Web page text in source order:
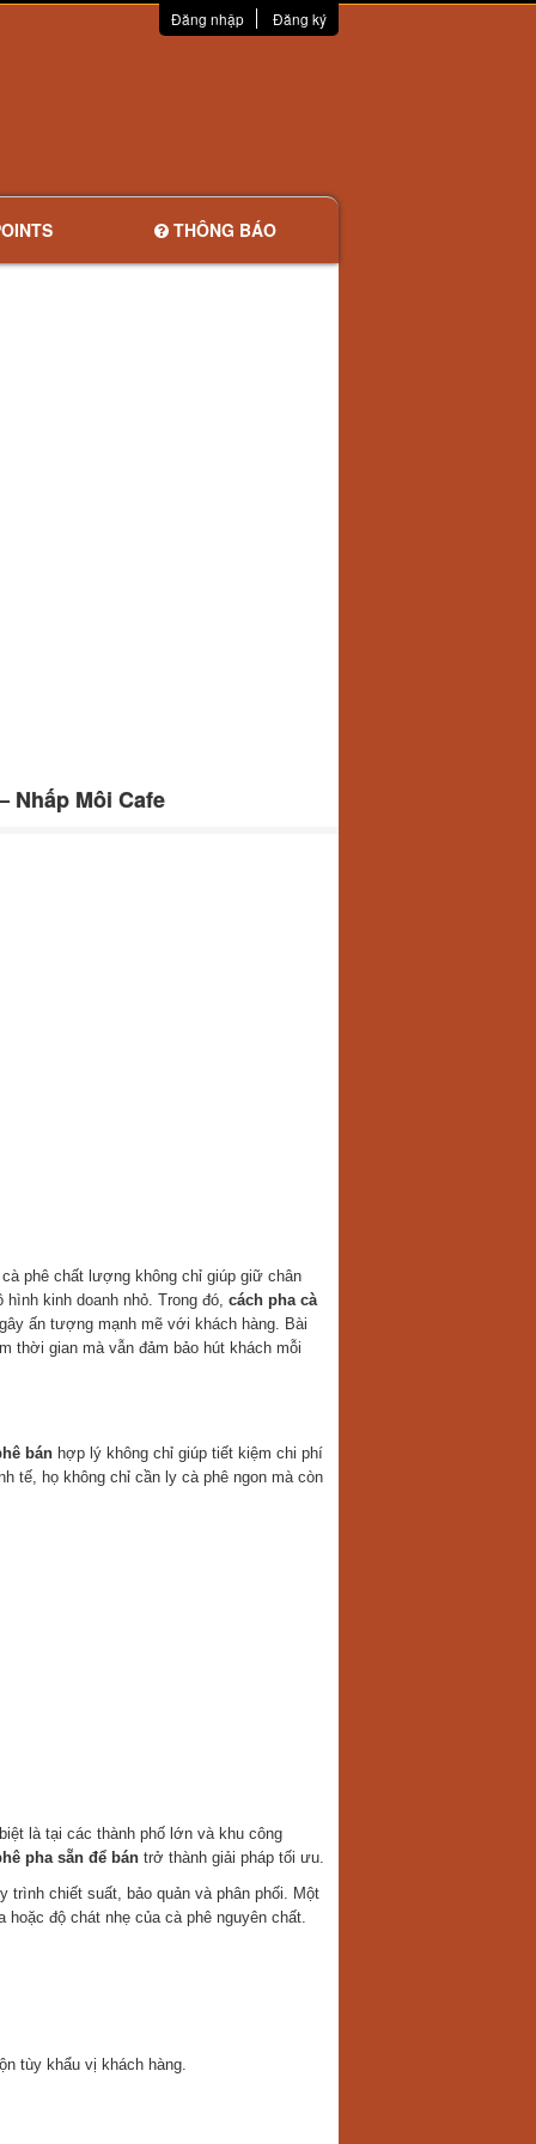
Đăng nhập Đăng ký
THÔNG BÁO
Nhấp Môi Cafe
phê chất lượng không chỉ giúp giữ chân
kinh doanh nhỏ. Trong đó, cách pha cà
ấn tượng mạnh mẽ với khách hàng. Bài
thời gian mà vẫn đảm bảo hút khách mỗi
bánhợp lý không chỉ giúp tiết kiệm chi phí
tế, họ không chỉ cần ly cà phê ngon mà còn
là tại các thành phố lớn và khu công
pha sẵn để bántrở thành giải pháp tối ưu.
chiết suất, bảo quản và phân phối. Một
độ chát nhẹ của cà phê nguyên chất.
tùy khẩu vị khách hàng.